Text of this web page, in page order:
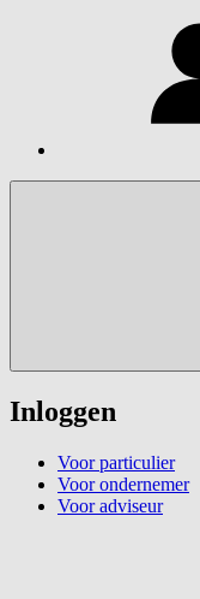
Inloggen
Voor particulier
Voor ondernemer
Voor adviseur